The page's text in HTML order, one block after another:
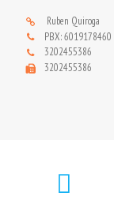
Ruben Quiroga
PBX: 6019178460
3202455386
3202455386